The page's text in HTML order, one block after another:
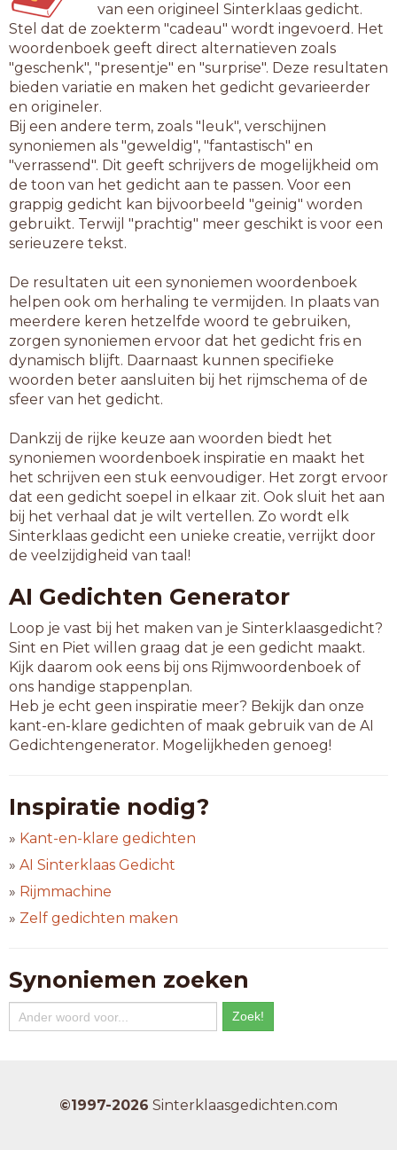
van een origineel Sinterklaas gedicht.
Stel dat de zoekterm "cadeau" wordt ingevoerd. Het
woordenboek geeft direct alternatieven zoals
"geschenk", "presentje" en "surprise". Deze resultaten
bieden variatie en maken het gedicht gevarieerder
en origineler.
Bij een andere term, zoals "leuk", verschijnen
synoniemen als "geweldig", "fantastisch" en
"verrassend". Dit geeft schrijvers de mogelijkheid om
de toon van het gedicht aan te passen. Voor een
grappig gedicht kan bijvoorbeeld "geinig" worden
gebruikt. Terwijl "prachtig" meer geschikt is voor een
serieuzere tekst.
De resultaten uit een synoniemen woordenboek
helpen ook om herhaling te vermijden. In plaats van
meerdere keren hetzelfde woord te gebruiken,
zorgen synoniemen ervoor dat het gedicht fris en
dynamisch blijft. Daarnaast kunnen specifieke
woorden beter aansluiten bij het rijmschema of de
sfeer van het gedicht.
Dankzij de rijke keuze aan woorden biedt het
synoniemen woordenboek inspiratie en maakt het
het schrijven een stuk eenvoudiger. Het zorgt ervoor
dat een gedicht soepel in elkaar zit. Ook sluit het aan
bij het verhaal dat je wilt vertellen. Zo wordt elk
Sinterklaas gedicht een unieke creatie, verrijkt door
de veelzijdigheid van taal!
AI Gedichten Generator
Loop je vast bij het maken van je Sinterklaasgedicht?
Sint en Piet willen graag dat je een gedicht maakt.
Kijk daarom ook eens bij ons Rijmwoordenboek of
ons handige stappenplan.
Heb je echt geen inspiratie meer? Bekijk dan onze
kant-en-klare gedichten of maak gebruik van de AI
Gedichtengenerator. Mogelijkheden genoeg!
Inspiratie nodig?
» Kant-en-klare gedichten
» AI Sinterklaas Gedicht
» Rijmmachine
» Zelf gedichten maken
Synoniemen zoeken
©1997-2026 Sinterklaasgedichten.com